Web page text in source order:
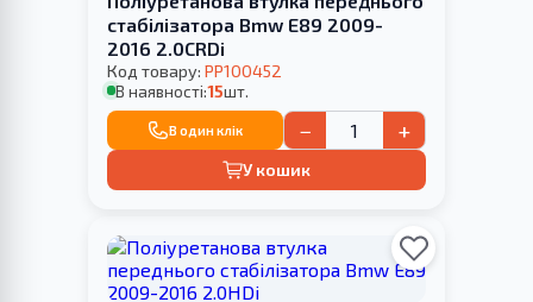
стабілізатора Bmw E89 2009-
2016 2.0CRDi
Код товару: PP100452
В наявності:15шт.
В один клік − +
У кошик